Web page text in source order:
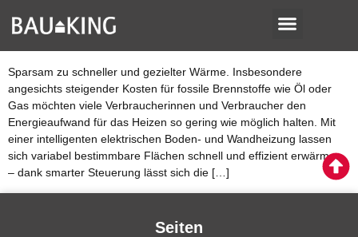
Sparsam zu schneller und gezielter
Wärme
Sparsam zu schneller und gezielter Wärme. Insbesondere
angesichts steigender Kosten für fossile Brennstoffe wie Öl oder
Gas möchten viele Verbraucherinnen und Verbraucher den
Energieaufwand für das Heizen so gering wie möglich halten. Mit
einer intelligenten elektrischen Boden- und Wandheizung lassen
sich variabel bestimmbare Flächen schnell und effizient erwärmen
– dank smarter Steuerung lässt sich die […]
Seiten